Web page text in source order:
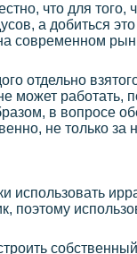
что для того,
а добиться
современном
отдельно
может работать,
в вопросе
не только за
использовать
поэтому